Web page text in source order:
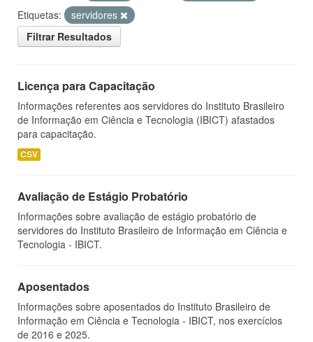
Etiquetas:
servidores
Filtrar Resultados
Licença para Capacitação
Informações referentes aos servidores do Instituto Brasileiro
de Informação em Ciência e Tecnologia (IBICT) afastados
para capacitação.
CSV
Avaliação de Estágio Probatório
Informações sobre avaliação de estágio probatório de
servidores do Instituto Brasileiro de Informação em Ciência e
Tecnologia - IBICT.
Aposentados
Informações sobre aposentados do Instituto Brasileiro de
Informação em Ciência e Tecnologia - IBICT, nos exercícios
de 2016 e 2025.